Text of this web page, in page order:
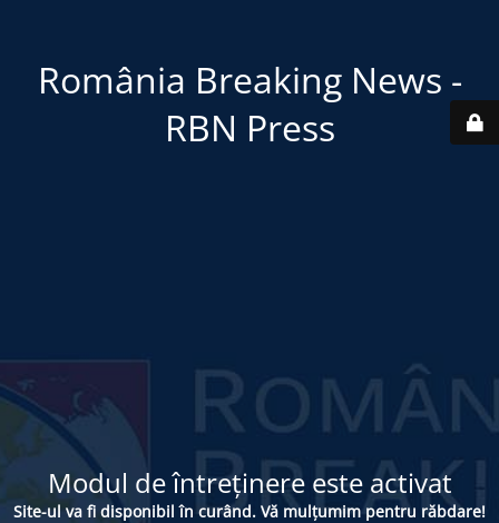
România Breaking News -
RBN Press
Modul de întreținere este activat
Site-ul va fi disponibil în curând. Vă mulțumim pentru răbdare!